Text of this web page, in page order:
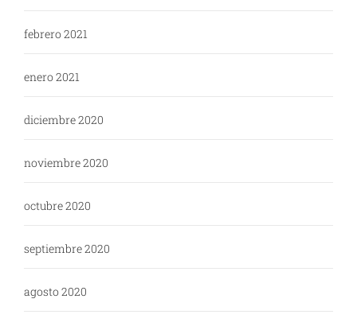
febrero 2021
enero 2021
diciembre 2020
noviembre 2020
octubre 2020
septiembre 2020
agosto 2020